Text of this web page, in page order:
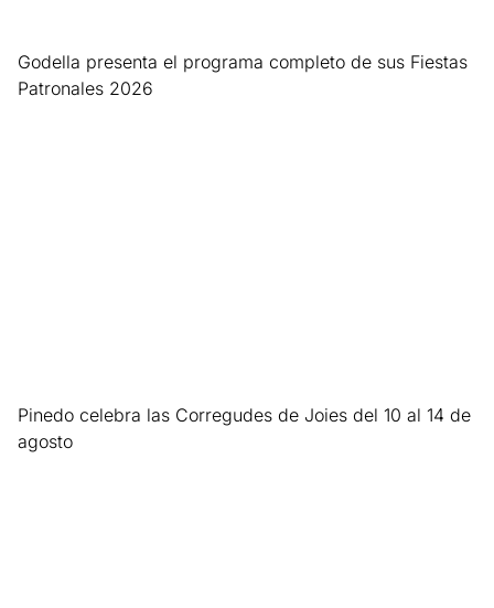
Godella presenta el programa completo de sus Fiestas
Patronales 2026
Pinedo celebra las Corregudes de Joies del 10 al 14 de
agosto